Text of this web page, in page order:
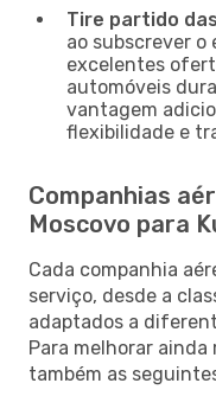
Tire partido
ao subscrever o
excelentes
automóveis
vantagem
flexibilidade e
Companhias
Moscovo para
Cada companhia
serviço, desde a
adaptados a
Para melhorar ainda
também as